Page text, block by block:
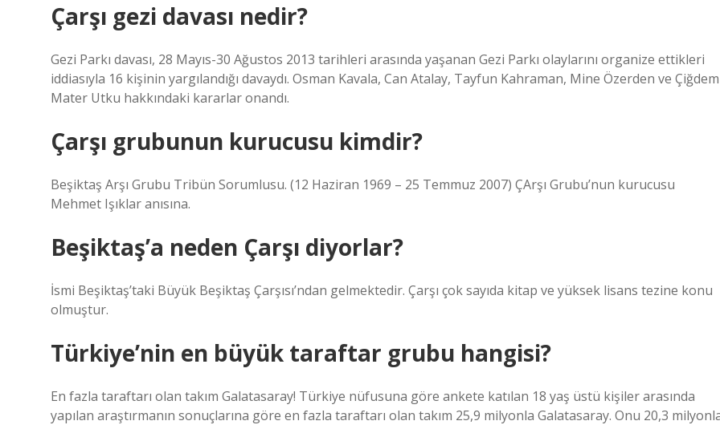
Çarşı gezi davası nedir?
Gezi Parkı davası, 28 Mayıs-30 Ağustos 2013 tarihleri ​​arasında yaşanan Gezi Parkı olaylarını organize ettikleri
iddiasıyla 16 kişinin yargılandığı davaydı. Osman Kavala, Can Atalay, Tayfun Kahraman, Mine Özerden ve Çiğdem
Mater Utku hakkındaki kararlar onandı.
Çarşı grubunun kurucusu kimdir?
Beşiktaş Arşı Grubu Tribün Sorumlusu. (12 Haziran 1969 – 25 Temmuz 2007) ÇArşı Grubu’nun kurucusu
Mehmet Işıklar anısına.
Beşiktaş’a neden Çarşı diyorlar?
İsmi Beşiktaş’taki Büyük Beşiktaş Çarşısı’ndan gelmektedir. Çarşı çok sayıda kitap ve yüksek lisans tezine konu
olmuştur.
Türkiye’nin en büyük taraftar grubu hangisi?
En fazla taraftarı olan takım Galatasaray! Türkiye nüfusuna göre ankete katılan 18 yaş üstü kişiler arasında
yapılan araştırmanın sonuçlarına göre en fazla taraftarı olan takım 25,9 milyonla Galatasaray. Onu 20,3